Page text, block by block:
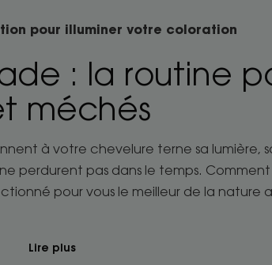
pour illuminer votre coloration
: la routine
méchés
à votre chevelure terne sa lumière,
perdurent pas dans le temps.
pour vous le meilleur de la
Lire plus